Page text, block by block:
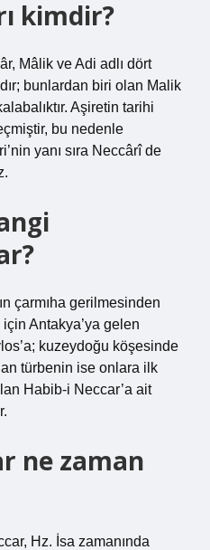
kimdir?
Mâlik ve Adi adlı dört
bunlardan biri olan Malik
Aşiretin tarihi
bu nedenle
yanı sıra Neccârî de
çarmıha gerilmesinden
Antakya’ya gelen
kuzeydoğu köşesinde
türbenin ise onlara ilk
Habib-i Neccar’a ait
ne zaman
Hz. İsa zamanında